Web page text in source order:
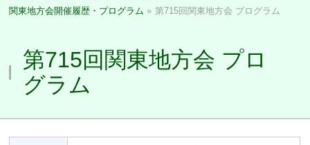
関東地方会開催履歴・プログラム » 第715回関東地方会 プログラム
第715回関東地方会 プロ
グラム